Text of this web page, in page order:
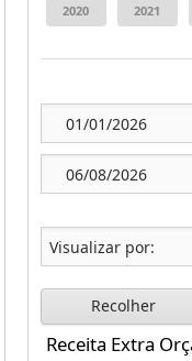
Recolher
Receita Extra